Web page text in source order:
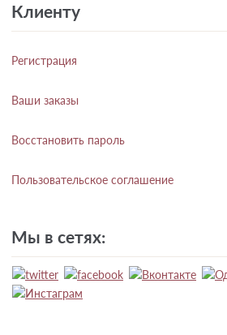
Клиенту
Регистрация
Ваши заказы
Восстановить пароль
Пользовательское соглашение
Мы в сетях: